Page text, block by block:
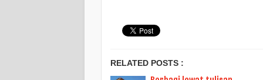
RELATED POSTS :